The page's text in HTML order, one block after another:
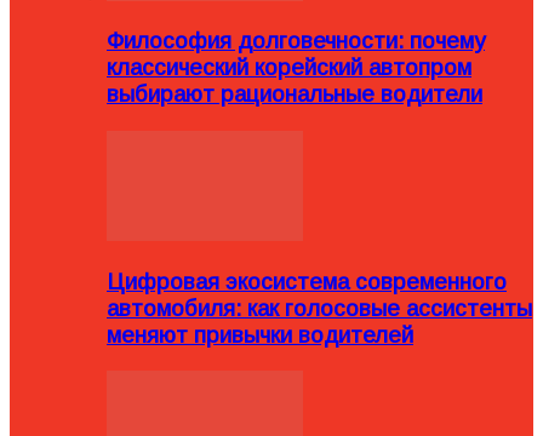
Философия долговечности: почему
классический корейский автопром
выбирают рациональные водители
Цифровая экосистема современного
автомобиля: как голосовые ассистенты
меняют привычки водителей